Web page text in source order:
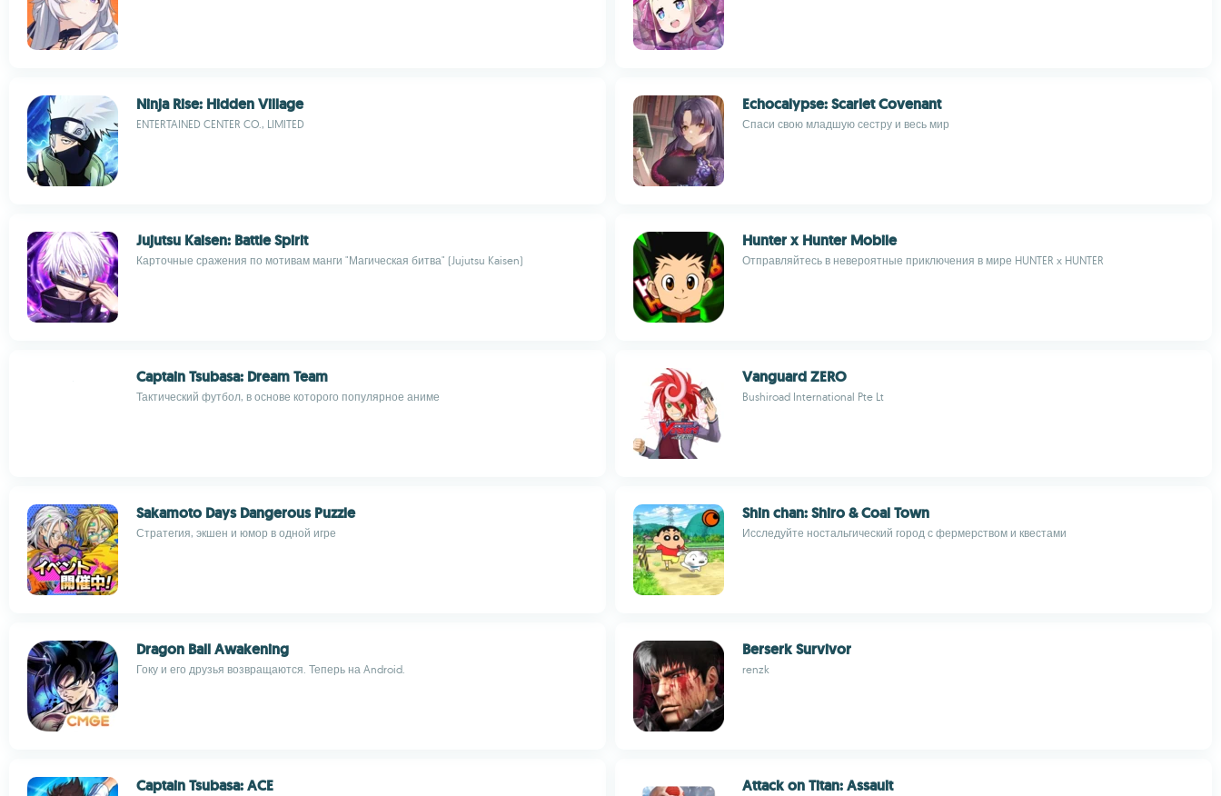
Ninja Rise: Hidden Village
ENTERTAINED CENTER CO., LIMITED
Echocalypse: Scarlet Covenant
Спаси свою младшую сестру и весь мир
Jujutsu Kaisen: Battle Spirit
Карточные сражения по мотивам манги "Магическая битва" (Jujutsu Kaisen)
Hunter x Hunter Mobile
Отправляйтесь в невероятные приключения в мире HUNTER x HUNTER
Captain Tsubasa: Dream Team
Тактический футбол, в основе которого популярное аниме
Vanguard ZERO
Bushiroad International Pte Lt
Sakamoto Days Dangerous Puzzle
Стратегия, экшен и юмор в одной игре
Shin chan: Shiro & Coal Town
Исследуйте ностальгический город с фермерством и квестами
Dragon Ball Awakening
Гоку и его друзья возвращаются. Теперь на Android.
Berserk Survivor
renzk
Captain Tsubasa: ACE Attack on Titan: Assault